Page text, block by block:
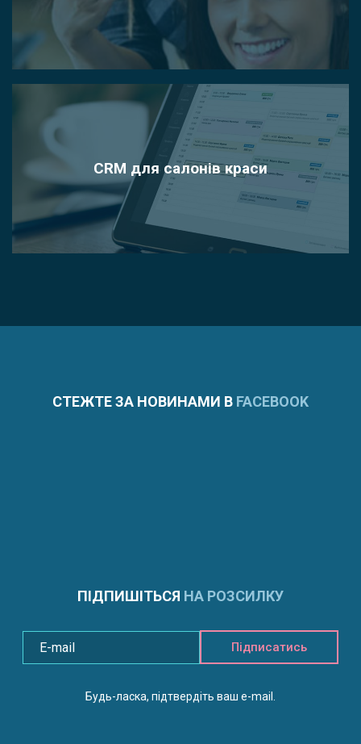
CRM для салонів краси
СТЕЖТЕ ЗА НОВИНАМИ В FACEBOOK
ПІДПИШІТЬСЯ НА РОЗСИЛКУ
Підписатись
Будь-ласка, підтвердіть ваш e-mail.